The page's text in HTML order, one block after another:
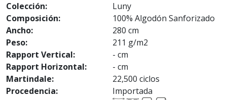
Colección:
Luny
Composición:
100% Algodón Sanforizado
Ancho:
280 cm
Peso:
211 g/m2
Rapport Vertical:
- cm
Rapport Horizontal:
- cm
Martindale:
22,500 ciclos
Procedencia:
Importada